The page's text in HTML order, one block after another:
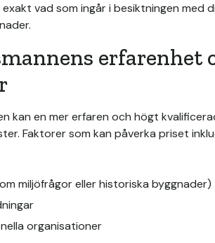
vad som ingår i besiktningen med
erfarenhet
kan en mer erfaren och högt
Faktorer som kan påverka priset
miljöfrågor eller historiska byggnader)
organisationer